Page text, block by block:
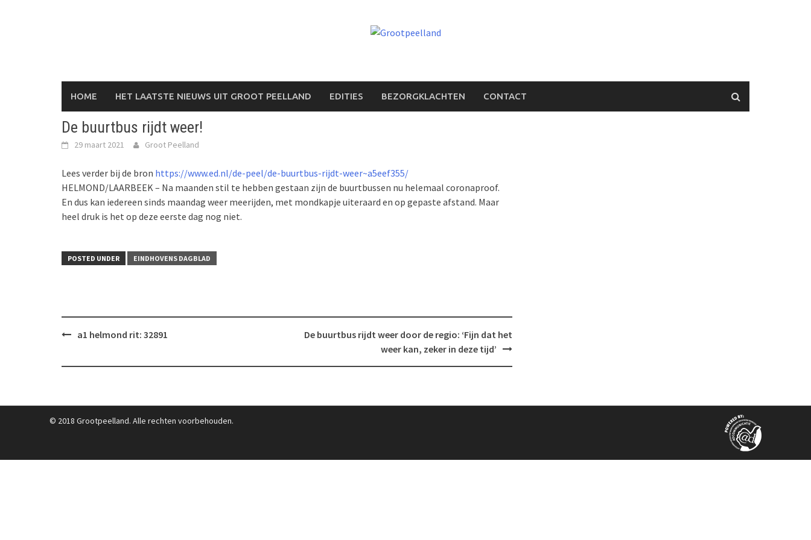
HOME HET LAATSTE NIEUWS UIT GROOT PEELLAND EDITIES BEZORGKLACHTEN CONTACT
De buurtbus rijdt weer!
29 maart 2021 Groot Peelland
Lees verder bij de bron https://www.ed.nl/de-peel/de-buurtbus-rijdt-weer~a5eef355/
HELMOND/LAARBEEK – Na maanden stil te hebben gestaan zijn de buurtbussen nu helemaal coronaproof.
En dus kan iedereen sinds maandag weer meerijden, met mondkapje uiteraard en op gepaste afstand. Maar
heel druk is het op deze eerste dag nog niet.
POSTED UNDER EINDHOVENS DAGBLAD
Posta1 helmond rit: 32891
De buurtbus rijdt weer door de regio: ‘Fijn dat het
weer kan, zeker in deze tijd’
© 2018 Grootpeelland. Alle rechten voorbehouden.